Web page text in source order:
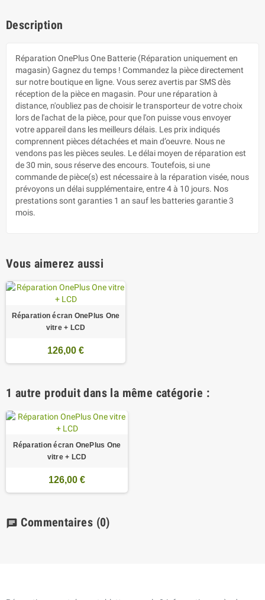
Description
Réparation OnePlus One Batterie (Réparation uniquement en
magasin) Gagnez du temps ! Commandez la pièce directement
sur notre boutique en ligne. Vous serez avertis par SMS dès
réception de la pièce en magasin. Pour une réparation à
distance, n'oubliez pas de choisir le transporteur de votre choix
lors de l'achat de la pièce, pour que l'on puisse vous envoyer
votre appareil dans les meilleurs délais. Les prix indiqués
comprennent pièces détachées et main d’oeuvre. Nous ne
vendons pas les pièces seules. Le délai moyen de réparation est
de 30 min, sous réserve des encours. Toutefois, si une
commande de pièce(s) est nécessaire à la réparation visée, nous
prévoyons un délai supplémentaire, entre 4 à 10 jours. Nos
prestations sont garanties 1 an sauf les batteries garantie 3
mois.
Vous aimerez aussi
Réparation écran OnePlus One
vitre + LCD
126,00 €
1 autre produit dans la même catégorie :
Réparation écran OnePlus One
vitre + LCD
126,00 €
chat Commentaires (0)